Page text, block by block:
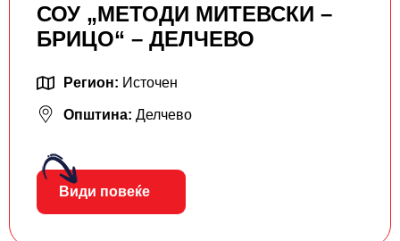
СОУ „МЕТОДИ МИТЕВСКИ –
БРИЦО“ – ДЕЛЧЕВО
Регион: Источен
Општина: Делчево
Види повеќе